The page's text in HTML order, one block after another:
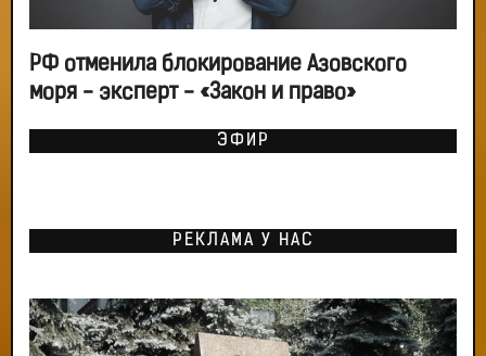
РФ отменила блокирование Азовского
моря - эксперт - «Закон и право»
ЭФИР
РЕКЛАМА У НАС